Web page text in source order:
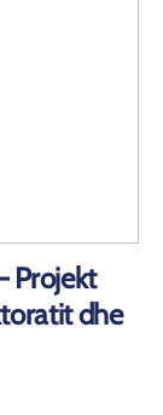
Projekt
dhe